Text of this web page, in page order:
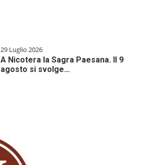
29 Luglio 2026
A Nicotera la Sagra Paesana. Il 9
agosto si svolge…